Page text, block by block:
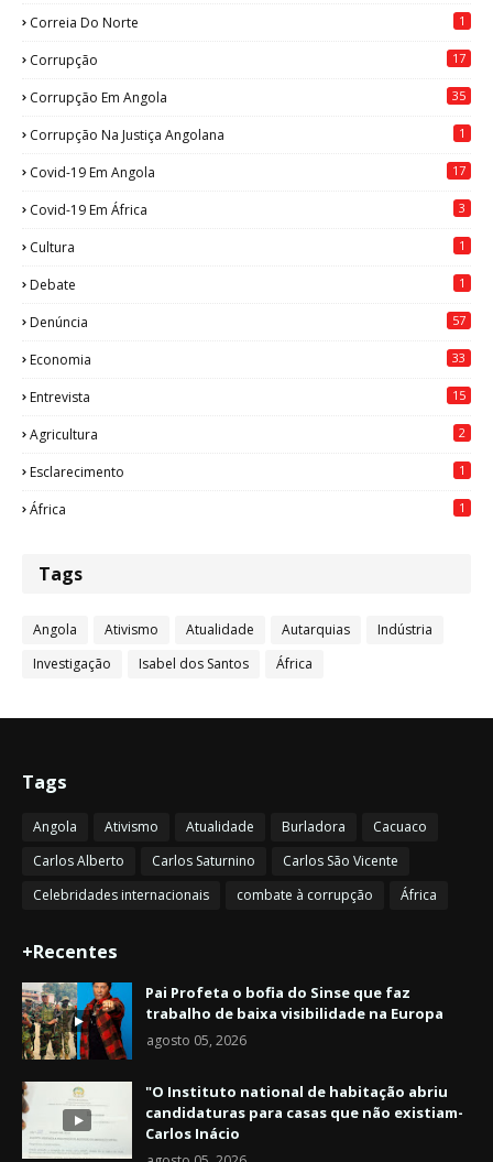
Correia Do Norte 1
Corrupção 17
Corrupção Em Angola 35
Corrupção Na Justiça Angolana 1
Covid-19 Em Angola 17
Covid-19 Em África 3
Cultura 1
Debate 1
Denúncia 57
Economia 33
Entrevista 15
Agricultura 2
Esclarecimento 1
África 1
Tags
Angola Ativismo Atualidade Autarquias
Indústria
Investigação
Isabel dos Santos África
Tags
Angola Ativismo Atualidade Burladora
Cacuaco
Carlos Alberto
Carlos Saturnino
Carlos São Vicente
Celebridades internacionais
combate à corrupção África
+Recentes
Pai Profeta o bofia do Sinse que faz
trabalho de baixa visibilidade na Europa
agosto 05, 2026
"O Instituto national de habitação abriu
candidaturas para casas que não existiam-
Carlos Inácio